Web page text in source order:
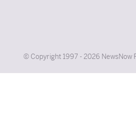
© Copyright 1997 - 2026 NewsNow